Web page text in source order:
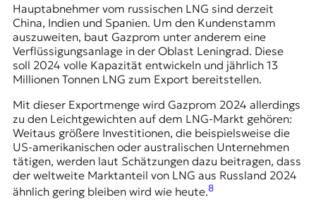
Hauptabnehmer vom russischen LNG sind derzeit
China, Indien und Spanien. Um den Kundenstamm
auszuweiten, baut Gazprom unter anderem eine
Verflüssigungsanlage in der Oblast Leningrad. Diese
soll 2024 volle Kapazität entwickeln und jährlich 13
Millionen Tonnen LNG zum Export bereitstellen.
Mit dieser Exportmenge wird Gazprom 2024 allerdings
zu den Leichtgewichten auf dem LNG-Markt gehören:
Weitaus größere Investitionen, die beispielsweise die
US-amerikanischen oder australischen Unternehmen
tätigen, werden laut Schätzungen dazu beitragen, dass
der weltweite Marktanteil von LNG aus Russland 2024
ähnlich gering bleiben wird wie heute.8